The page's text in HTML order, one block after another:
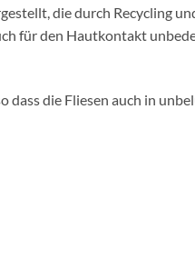
die durch Recycling
für den Hautkontakt
die Fliesen auch in